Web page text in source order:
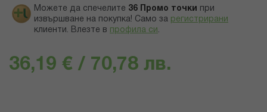
Можете да спечелите 36 Промо точки
при
извършване на покупка! Само за регистрирани
клиенти. Влезте в профила си .
36,19 € / 70,78 лв.